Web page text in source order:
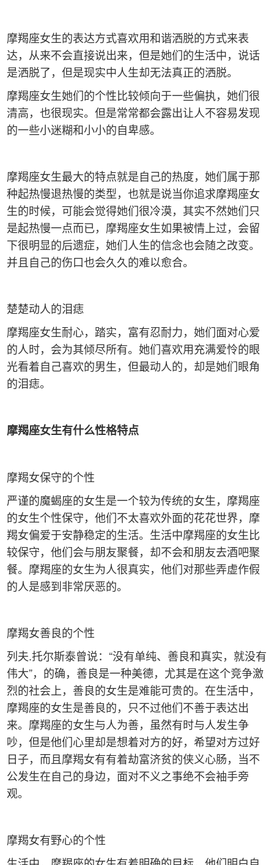
摩羯座女生的表达方式喜欢用和谐洒脱的方式来表
达，从来不会直接说出来，但是她们的生活中，说话
是洒脱了，但是现实中人生却无法真正的洒脱。
摩羯座女生她们的个性比较倾向于一些偏执，她们很
清高，也很现实。但是常常都会露出让人不容易发现
的一些小迷糊和小小的自卑感。
摩羯座女生最大的特点就是自己的热度，她们属于那
种起热慢退热慢的类型，也就是说当你追求摩羯座女
生的时候，可能会觉得她们很冷漠，其实不然她们只
是起热慢一点而已，摩羯座女生如果被情上过，会留
下很明显的后遗症，她们人生的信念也会随之改变。
并且自己的伤口也会久久的难以愈合。
楚楚动人的泪痣
摩羯座女生耐心，踏实，富有忍耐力，她们面对心爱
的人时，会为其倾尽所有。她们喜欢用充满爱怜的眼
光看着自己喜欢的男生，但最动人的，却是她们眼角
的泪痣。
摩羯座女生有什么性格特点
摩羯女保守的个性
严谨的魔蝎座的女生是一个较为传统的女生，摩羯座
的女生个性保守，他们不太喜欢外面的花花世界，摩
羯女偏爱于安静稳定的生活。生活中摩羯座的女生比
较保守，他们会与朋友聚餐，却不会和朋友去酒吧聚
餐。摩羯座的女生为人很真实，他们对那些弄虚作假
的人是感到非常厌恶的。
摩羯女善良的个性
列夫.托尔斯泰曾说：“没有单纯、善良和真实，就没有
伟大”，的确，善良是一种美德，尤其是在这个竞争激
烈的社会上，善良的女生是难能可贵的。在生活中，
摩羯座的女生是善良的，只不过他们不善于表达出
来。摩羯座的女生与人为善，虽然有时与人发生争
吵，但是他们心里却是想着对方的好，希望对方过好
日子，而且摩羯女有有着劫富济贫的侠义心肠，当不
公发生在自己的身边，面对不义之事绝不会袖手旁
观。
摩羯女有野心的个性